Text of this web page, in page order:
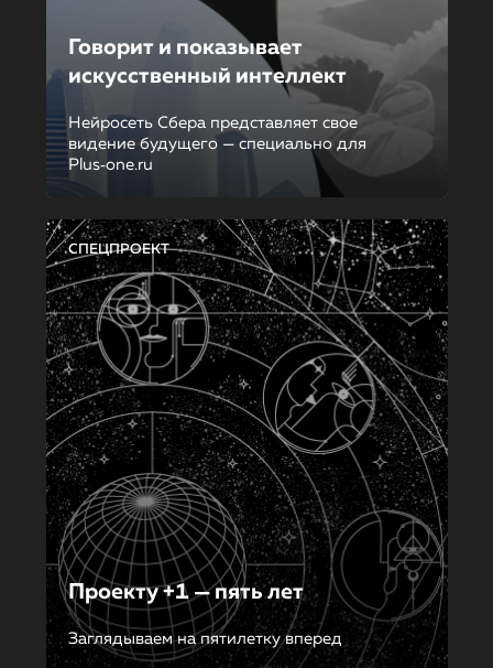
Говорит и показывает
искусственный интеллект
Нейросеть Сбера представляет свое
видение будущего — специально для
Plus‑one.ru
СПЕЦПРОЕКТ
Проекту +1 — пять лет
Заглядываем на пятилетку вперед